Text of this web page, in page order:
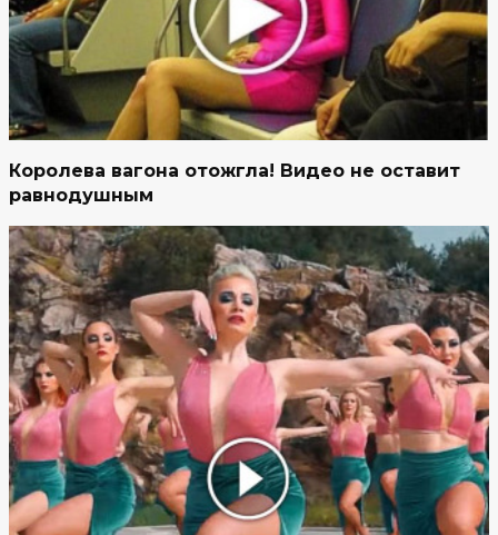
Королева вагона отожгла! Видео не оставит
равнодушным